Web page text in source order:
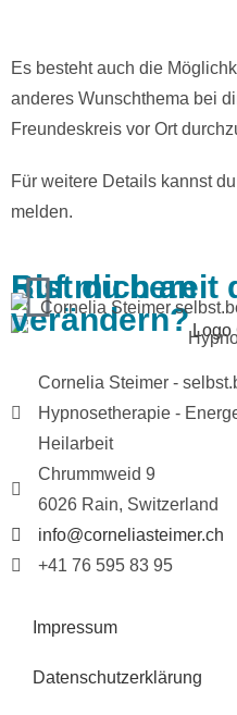
Es besteht auch die
anderes Wunschthema bei
Freundeskreis vor Ort
Für weitere Details kannst
melden.
Bist du bereit
verändern?
Ruf mich an
Cornelia Steimer -
Hypnosetherapie -
Heilarbeit
Chrummweid 9
6026 Rain, Switzerland
info@corneliasteimer.ch
+41 76 595 83 95
Impressum
Datenschutzerklärung